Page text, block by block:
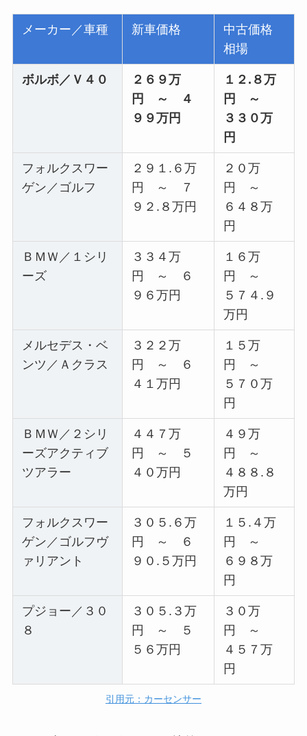
メーカー／車種 新車価格
中古価格
相場
ボルボ／Ｖ４０
２６９万
円 ～ ４
９９万円
１２.８万
円 ～
３３０万
円
フォルクスワー
ゲン／ゴルフ
２９１.６万
円 ～ ７
９２.８万円
２０万
円 ～
６４８万
円
ＢＭＷ／１シリ
ーズ
３３４万
円 ～ ６
９６万円
１６万
円 ～
５７４.９
万円
メルセデス・ベ
ンツ／Ａクラス
３２２万
円 ～ ６
４１万円
１５万
円 ～
５７０万
円
ＢＭＷ／２シリ
ーズアクティブ
ツアラー
４４７万
円 ～ ５
４０万円
４９万
円 ～
４８８.８
万円
フォルクスワー
ゲン／ゴルフヴ
ァリアント
３０５.６万
円 ～ ６
９０.５万円
１５.４万
円 ～
６９８万
円
プジョー／３０
８
３０５.３万
円 ～ ５
５６万円
３０万
円 ～
４５７万
円
引用元：カーセンサー